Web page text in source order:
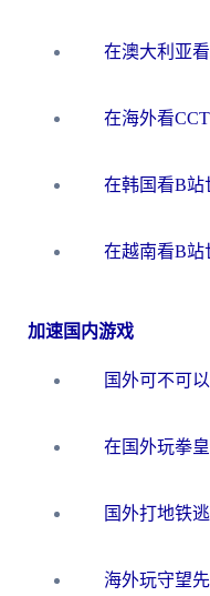
加速国内游戏